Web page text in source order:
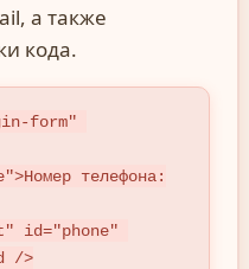
а также
кода.
form"
/>